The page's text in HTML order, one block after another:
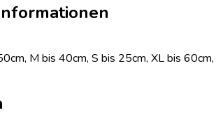
M bis 40cm, S bis 25cm, XL bis